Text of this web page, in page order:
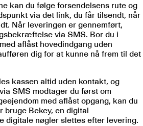
kan du følge forsendelsens rute og
via det link, du får tilsendt, når
Når leveringen er gennemført,
via SMS. Bor du i
aflåst hovedindgang uden
dig for at kunne nå frem til det
kassen altid uden kontakt, og
SMS modtager du først om
med aflåst opgang, kan du
bruge Bekey, en digital
digitale nøgler slettes efter levering.